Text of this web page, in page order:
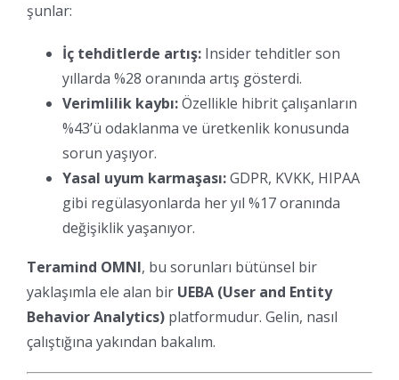
şunlar:
İç tehditlerde artış: Insider tehditler son
yıllarda %28 oranında artış gösterdi.
Verimlilik kaybı:Özellikle hibrit çalışanların
%43’ü odaklanma ve üretkenlik konusunda
sorun yaşıyor.
Yasal uyum karmaşası:GDPR, KVKK, HIPAA
gibi regülasyonlarda her yıl %17 oranında
değişiklik yaşanıyor.
Teramind OMNI, bu sorunları bütünsel bir
yaklaşımla ele alan bir UEBA (User and Entity
Behavior Analytics) platformudur. Gelin, nasıl
çalıştığına yakından bakalım.